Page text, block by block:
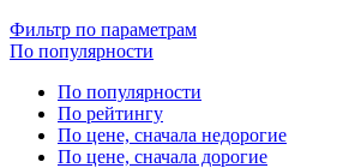
Фильтр по параметрам
По популярности
По популярности
По рейтингу
По цене, сначала недорогие
По цене, сначала дорогие